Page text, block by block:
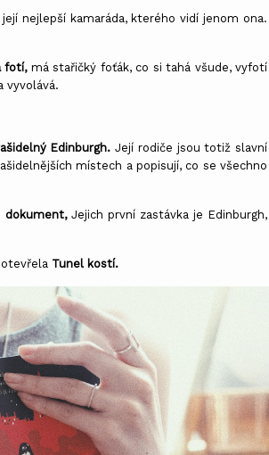
nejlepší kamaráda, kterého vidí jenom ona.
fotí,má stařičký foťák, co si tahá všude, vyfotí
vyvolává.
Edinburgh. Její rodiče jsou totiž slavní
místech a popisují, co se všechno
dokument, Jejich první zastávka je Edinburgh,
Tunel kostí.